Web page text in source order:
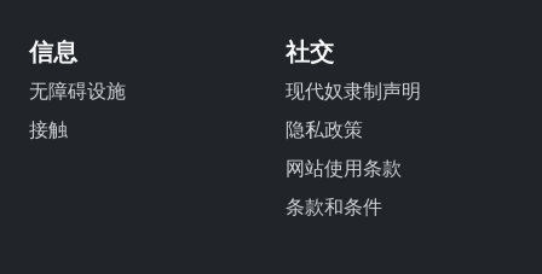
信息
无障碍设施
接触
社交
现代奴隶制声明
隐私政策
网站使用条款
条款和条件